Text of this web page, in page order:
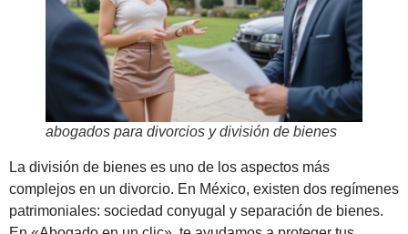
abogados para divorcios y división de bienes
La división de bienes es uno de los aspectos más
complejos en un divorcio. En México, existen dos regímenes
patrimoniales: sociedad conyugal y separación de bienes.